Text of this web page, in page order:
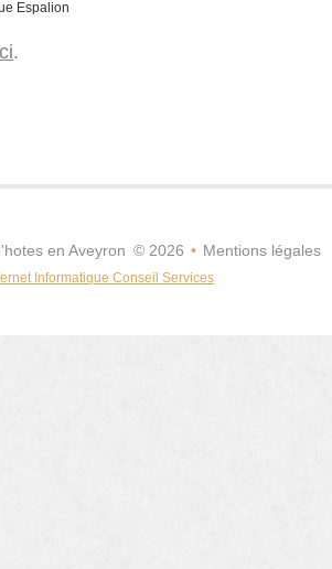
.
en Aveyron © 2026 • Mentions légales
Informatique Conseil Services